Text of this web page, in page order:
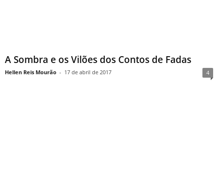
A Sombra e os Vilões dos Contos de Fadas
Hellen Reis Mourão - 17 de abril de 2017 4